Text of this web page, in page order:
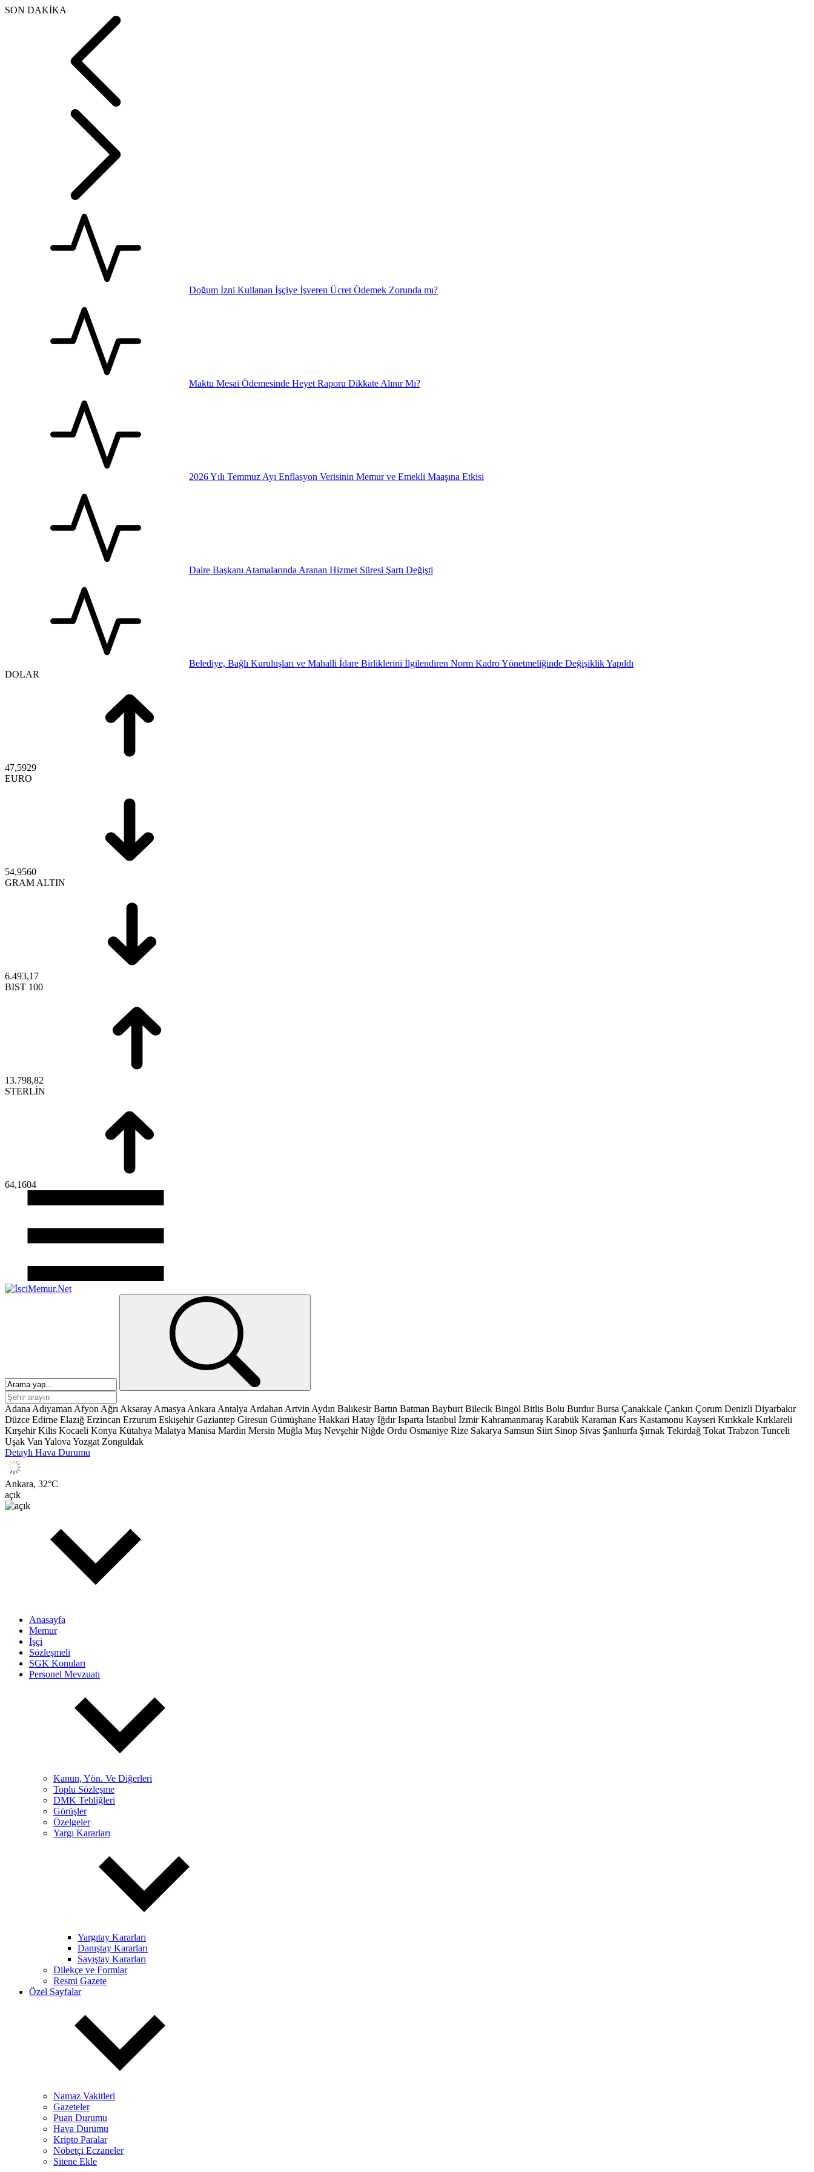
SON DAKİKA
Doğum İzni Kullanan İşçiye İşveren Ücret Ödemek Zorunda mı?
Maktu Mesai Ödemesinde Heyet Raporu Dikkate Alınır Mı?
2026 Yılı Temmuz Ayı Enflasyon Verisinin Memur ve Emekli Maaşına Etkisi
Daire Başkanı Atamalarında Aranan Hizmet Süresi Şartı Değişti
Belediye, Bağlı Kuruluşları ve Mahalli İdare Birliklerini İlgilendiren Norm Kadro Yönetmeliğinde Değişiklik Yapıldı
DOLAR
47,5929
EURO
54,9560
GRAM ALTIN
6.493,17
BIST 100
13.798,82
STERLİN
64,1604
Adana Adıyaman Afyon Ağrı Aksaray Amasya Ankara Antalya Ardahan Artvin Aydın Balıkesir Bartın Batman Bayburt Bilecik Bingöl Bitlis Bolu Burdur Bursa Çanakkale Çankırı Çorum Denizli Diyarbakır
Düzce Edirne Elazığ Erzincan Erzurum Eskişehir Gaziantep Giresun Gümüşhane Hakkari Hatay Iğdır Isparta İstanbul İzmir Kahramanmaraş Karabük Karaman Kars Kastamonu Kayseri Kırıkkale Kırklareli
Kırşehir Kilis Kocaeli Konya Kütahya Malatya Manisa Mardin Mersin Muğla Muş Nevşehir Niğde Ordu Osmaniye Rize Sakarya Samsun Siirt Sinop Sivas Şanlıurfa Şırnak Tekirdağ Tokat Trabzon Tunceli
Uşak Van Yalova Yozgat Zonguldak
Detaylı Hava Durumu
Ankara, 32°C
açık
Anasayfa
Memur
İşçi
Sözleşmeli
SGK Konuları
Personel Mevzuatı
Kanun, Yön. Ve Diğerleri
Toplu Sözleşme
DMK Tebliğleri
Görüşler
Özelgeler
Yargı Kararları
Yargıtay Kararları
Danıştay Kararları
Sayıştay Kararları
Dilekçe ve Formlar
Resmi Gazete
Özel Sayfalar
Namaz Vakitleri
Gazeteler
Puan Durumu
Hava Durumu
Kripto Paralar
Nöbetçi Eczaneler
Sitene Ekle